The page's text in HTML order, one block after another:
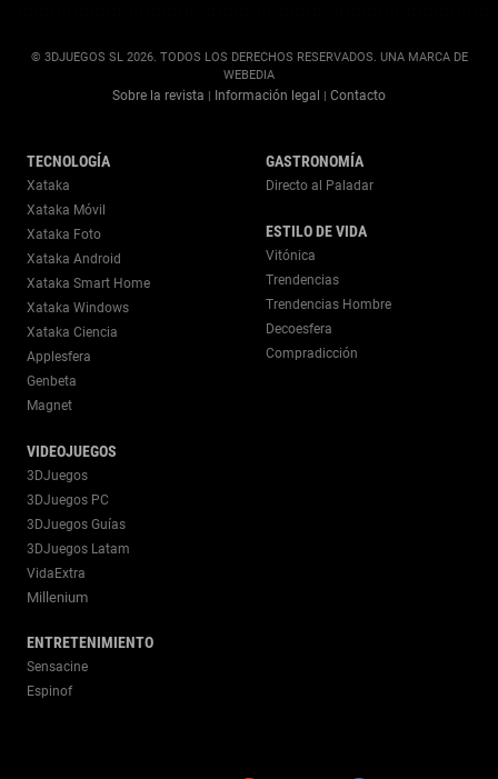
© 3DJUEGOS SL 2026. TODOS LOS DERECHOS RESERVADOS. UNA MARCA DE
WEBEDIA
Sobre la revista | Información legal | Contacto
TECNOLOGÍA
Xataka
Xataka Móvil
Xataka Foto
Xataka Android
Xataka Smart Home
Xataka Windows
Xataka Ciencia
Applesfera
Genbeta
Magnet
VIDEOJUEGOS
3DJuegos
3DJuegos PC
3DJuegos Guías
3DJuegos Latam
VidaExtra
Millenium
ENTRETENIMIENTO
Sensacine
Espinof
GASTRONOMÍA
Directo al Paladar
ESTILO DE VIDA
Vitónica
Trendencias
Trendencias Hombre
Decoesfera
Compradicción